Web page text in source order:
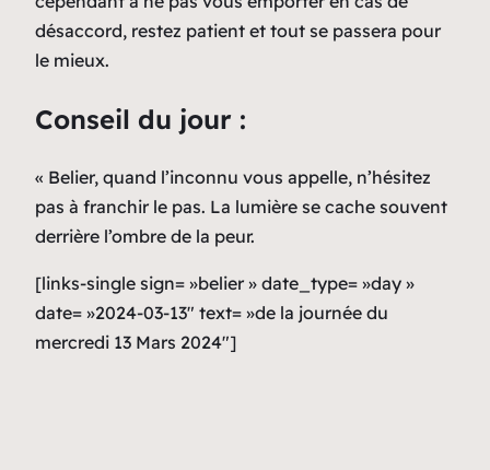
désaccord, restez patient et tout se passera pour
le mieux.
Conseil du jour :
« Belier, quand l’inconnu vous appelle, n’hésitez
pas à franchir le pas. La lumière se cache souvent
derrière l’ombre de la peur.
[links-single sign= »belier » date_type= »day »
date= »2024-03-13″ text= »de la journée du
mercredi 13 Mars 2024″]